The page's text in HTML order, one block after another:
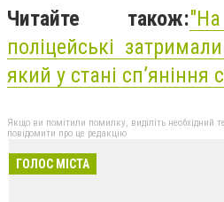
Читайте також:
поліцейські
який у стані
Якщо ви помітили помилку, виділіть необхідний
повідомити про це редакцію
ГОЛОС МІСТА